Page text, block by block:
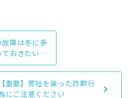
障は冬に多
おきたい原
【重要】弊社を装った詐欺行
にご注意ください